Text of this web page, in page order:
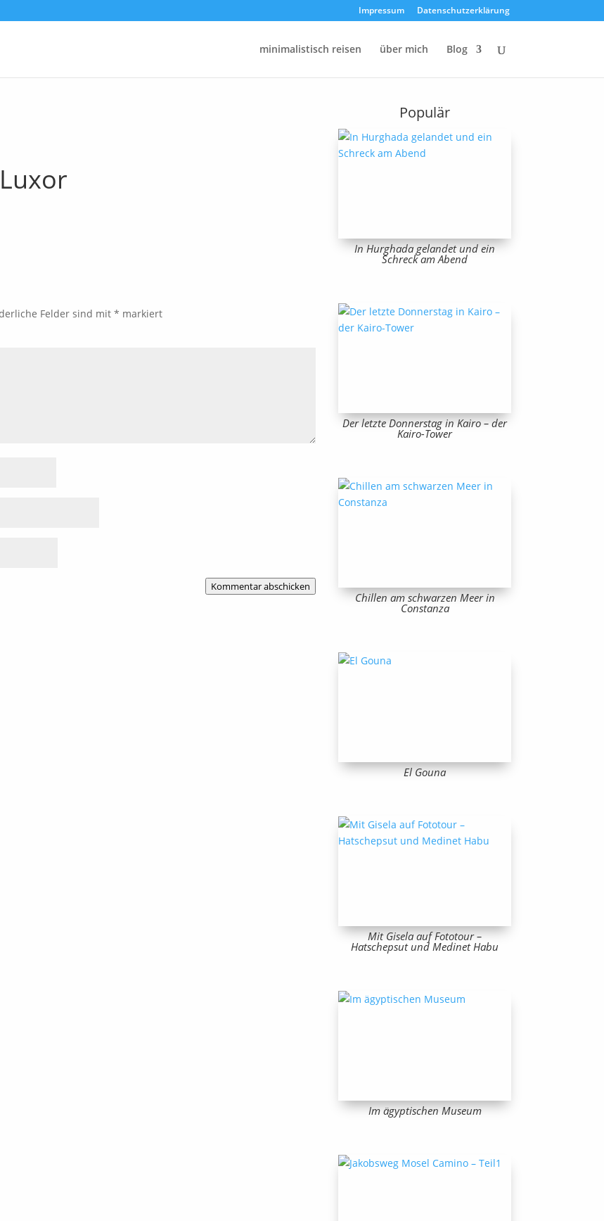
Impressum Datenschutzerklärung
minimalistisch reisen über mich Blog
Luxor
Felder sind mit * markiert
Kommentar abschicken
Populär
In Hurghada gelandet und ein
Schreck am Abend
Der letzte Donnerstag in Kairo – der
Kairo-Tower
Chillen am schwarzen Meer in
Constanza
El Gouna
Mit Gisela auf Fototour –
Hatschepsut und Medinet Habu
Im ägyptischen Museum